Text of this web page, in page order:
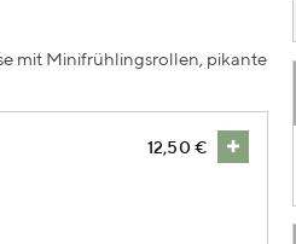
mit Minifrühlingsrollen, pikante
12,50 €